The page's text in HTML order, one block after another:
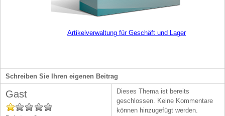
Artikelverwaltung für Geschäft und Lager
Schreiben Sie Ihren eigenen Beitrag
Gast
Dieses Thema ist bereits
geschlossen. Keine Kommentare
können hinzugefügt werden.